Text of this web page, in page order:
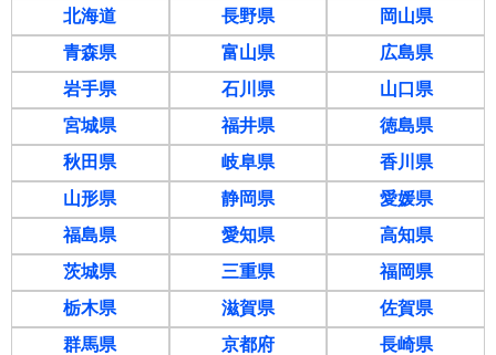
北海道
青森県
岩手県
宮城県
秋田県
山形県
福島県
茨城県
栃木県
群馬県
長野県
富山県
石川県
福井県
岐阜県
静岡県
愛知県
三重県
滋賀県
京都府
岡山県
広島県
山口県
徳島県
香川県
愛媛県
高知県
福岡県
佐賀県
長崎県